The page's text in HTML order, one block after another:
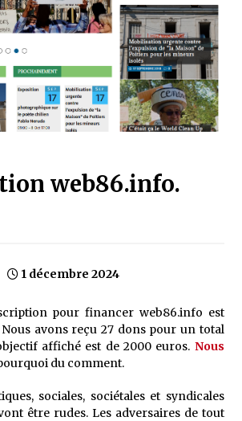
web86.info.
1 décembre 2024
pour financer web86.info est
avons reçu 27 dons pour un total
affiché est de 2000 euros. Nous
du comment.
sociales, sociétales et syndicales
être rudes. Les adversaires de tout